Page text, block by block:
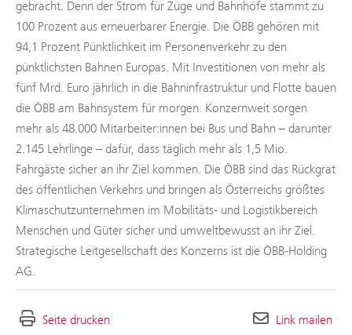
gebracht. Denn der Strom für Züge und Bahnhöfe stammt zu
100 Prozent aus erneuerbarer Energie. Die ÖBB gehören mit
94,1 Prozent Pünktlichkeit im Personenverkehr zu den
pünktlichsten Bahnen Europas. Mit Investitionen von mehr als
fünf Mrd. Euro jährlich in die Bahninfrastruktur und Flotte bauen
die ÖBB am Bahnsystem für morgen. Konzernweit sorgen
mehr als 48.000 Mitarbeiter:innen bei Bus und Bahn – darunter
2.145 Lehrlinge – dafür, dass täglich mehr als 1,5 Mio.
Fahrgäste sicher an ihr Ziel kommen. Die ÖBB sind das Rückgrat
des öffentlichen Verkehrs und bringen als Österreichs größtes
Klimaschutzunternehmen im Mobilitäts- und Logistikbereich
Menschen und Güter sicher und umweltbewusst an ihr Ziel.
Strategische Leitgesellschaft des Konzerns ist die ÖBB-Holding
AG.
Seite drucken Link mailen